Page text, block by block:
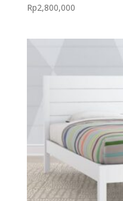
Rp2,800,000